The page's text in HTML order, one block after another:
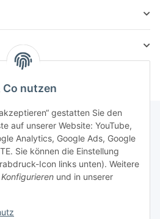
Co nutzen
gestatten Sie den
auf unserer Website: YouTube,
Analytics, Google Ads, Google
Sie können die Einstellung
Icon links unten). Weitere
Konfigurieren und in unserer
Abonnieren
mir entsprechend Ihrer
und jederzeit widerruflich
Produktsortiment per E-Mail zu.